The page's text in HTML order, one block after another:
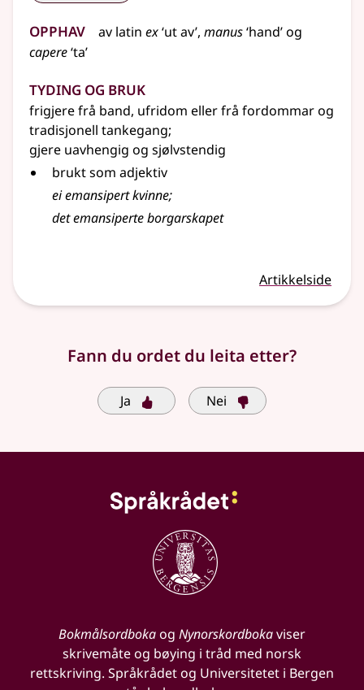
Opphav av latin ex‘ut av’, manus‘hand’ og
capere‘ta’
Tyding og bruk
frigjere frå band, ufridom ellerfrå fordommar og
tradisjonell tankegang;
gjere uavhengig og sjølvstendig
brukt som adjektiv
ei emansipert kvinne;
det emansiperte borgarskapet
Artikkelside
Fann du ordet du leita etter?
Ja Nei
Bokmålsordbokaog Nynorskordbokaviser
skrivemåte og bøying i tråd med norsk
rettskriving. Språkrådet og Universitetet i Bergen